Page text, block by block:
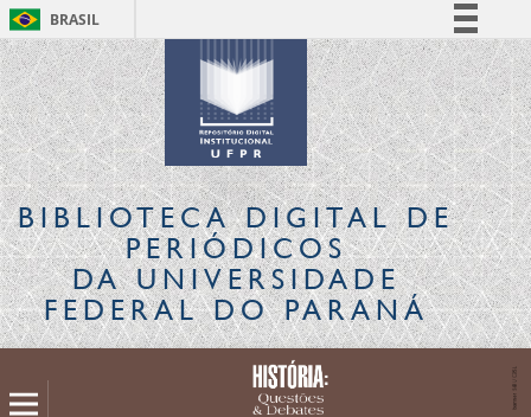
BRASIL
Simplifique!
Comunica BR
Participe
Acesso à informação
Legislação
Canais
BIBLIOTECA DIGITALDE
PERIÓDICOS
DA UNIVERSIDADE
FEDERAL DO PARANÁ